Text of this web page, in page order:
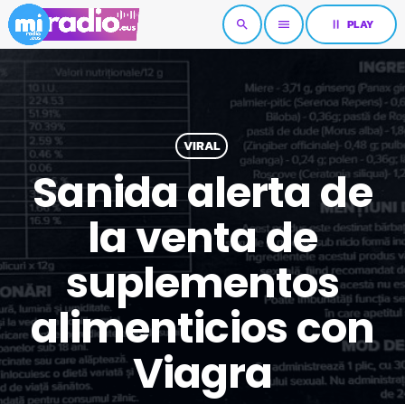
search menu pause PLAY
VIRAL
Sanida alerta de
la venta de
suplementos
alimenticios con
Viagra